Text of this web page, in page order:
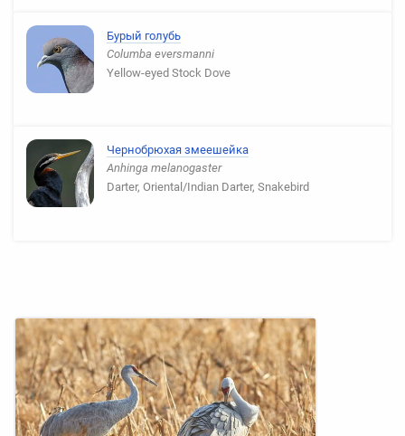
Бурый голубь
Columba eversmanni
Yellow-eyed Stock Dove
Чернобрюхая змеешейка
Anhinga melanogaster
Darter, Oriental/Indian Darter, Snakebird